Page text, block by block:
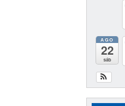
AGO
22
sáb